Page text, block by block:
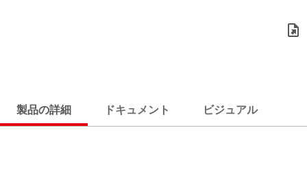
製品の詳細 ドキュメント ビジュアル